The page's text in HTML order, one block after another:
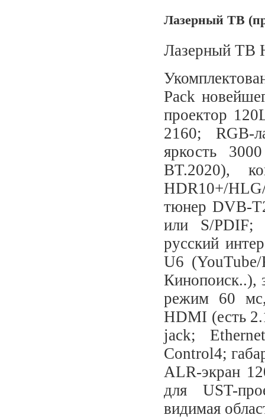
Лазерный ТВ
Лазерный ТВ
Pack
проектор
2160; RGB-
яркость
BT.2020),
HDR10+/
тюнер DVB-
или S/PDIF;
русский
U6
Кинопоиск..),
режим 60 мс,
HDMI (есть
jack;
Control4;
ALR-экран
для UST-
видимая